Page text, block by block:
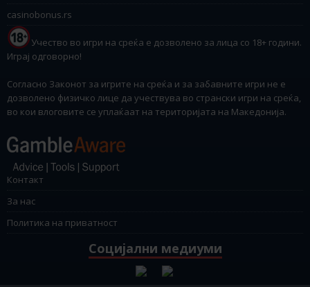
casinobonus.rs
Учество во игри на среќа е дозволено за лица со 18+ години.
Играј одговорно!
Согласно Законот за игрите на среќа и за забавните игри не е
дозволено физичко лице да учествува во странски игри на среќа,
во кои влоговите се уплаќаат на територијата на Македонија.
Контакт
За нас
Политика на приватност
Социјални медиуми